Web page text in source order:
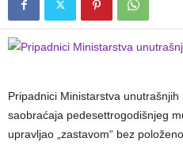
Pripadnici Ministarstva
saobraćaja pedesettrogodišnjeg
upravljao „zastavom“ bez